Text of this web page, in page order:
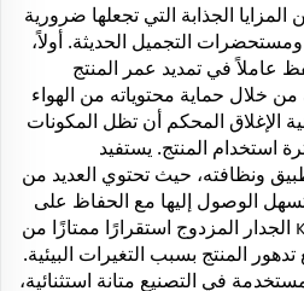
الجذابة التي تجعلها ضرورية
التجميل الحديثة. أولاً،
عاملاً في تمديد عمر المنتج
خلال حماية محتوياته من الهواء
الإغلاق المحكم أن تظل المكونات
استخدام المنتج. يستفيد
ونظافته، حيث تحتوي العديد من
الوصول إليها مع الحفاظ على
النظافة. توفر конструкция الجدار المزدوج استقرارًا ممتازًا من
المنتج بسبب التغيرات البيئية.
في التصنيع متانة استثنائية،